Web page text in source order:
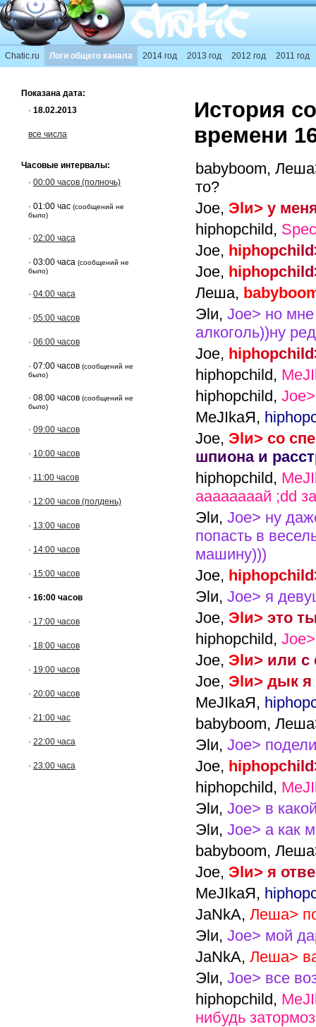
Chatic.ru Логи общего канала 2014 год 2013 год 2012 год 2011 год
Показана дата:
· 18.02.2013
все числа
Часовые интервалы:
· 00:00 часов (полночь)
· 01:00 час (сообщений не
было)
· 02:00 часа
· 03:00 часа (сообщений не
было)
· 04:00 часа
· 05:00 часов
· 06:00 часов
· 07:00 часов (сообщений не
было)
· 08:00 часов (сообщений не
было)
· 09:00 часов
· 10:00 часов
· 11:00 часов
· 12:00 часов (полдень)
· 13:00 часов
· 14:00 часов
· 15:00 часов
· 16:00 часов
· 17:00 часов
· 18:00 часов
· 19:00 часов
· 20:00 часов
· 21:00 час
· 22:00 часа
· 23:00 часа
История
времени
babyboom,
то?
Joe, Эlи> у мен
hiphopchild,
Joe, hiphopchild
Joe, hiphopchild
Леша,
Эlи, Joe> но
алкоголь))ну
Joe, hiphopchild
hiphopchild,
hiphopchild,
MeJIkaЯ,
Joe, Эlи> со спе
шпиона и расст
hiphopchild,
аааааааай ;dd
Эlи, Joe> ну
попасть в
машину)))
Joe, hiphopchild
Эlи, Joe> я
Joe, Эlи> это т
hiphopchild,
Joe, Эlи> или с
Joe, Эlи> дык я
MeJIkaЯ,
babyboom,
Эlи, Joe>
Joe, hiphopchild
hiphopchild,
Эlи, Joe> в
Эlи, Joe> а как
babyboom,
Joe, Эlи> я отве
MeJIkaЯ,
JaNkA, Леша>
Эlи, Joe> мой
JaNkA, Леша>
Эlи, Joe> все
hiphopchild,
нибудь